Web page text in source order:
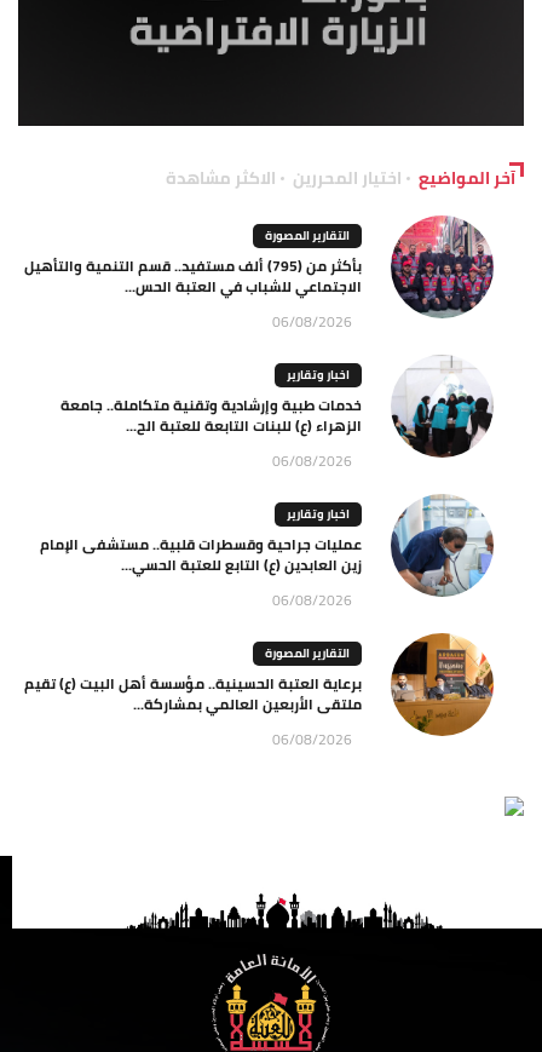
آخر المواضيع اختيار المحررين الاكثر مشاهدة
التقارير المصورة
بأكثر من (795) ألف مستفيد.. قسم التنمية والتأهيل
الاجتماعي للشباب في العتبة الحس...
06/08/2026
اخبار وتقارير
خدمات طبية وإرشادية وتقنية متكاملة.. جامعة
الزهراء (ع) للبنات التابعة للعتبة الح...
06/08/2026
اخبار وتقارير
عمليات جراحية وقسطرات قلبية.. مستشفى الإمام
زين العابدين (ع) التابع للعتبة الحسي...
06/08/2026
التقارير المصورة
برعاية العتبة الحسينية.. مؤسسة أهل البيت (ع) تقيم
ملتقى الأربعين العالمي بمشاركة...
06/08/2026